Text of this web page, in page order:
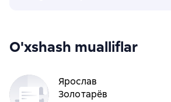
O'xshash mualliflar
Ярослав
Золотарёв